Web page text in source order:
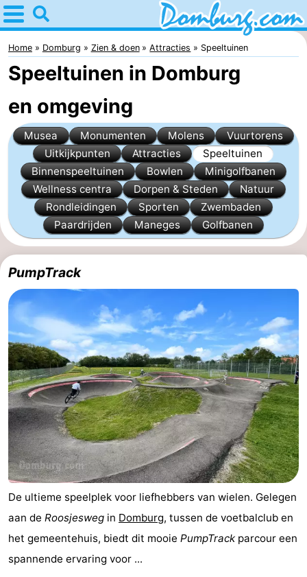
Home
Domburg
Tips
Voor
kinderen
Webcam
Webcam
Webcam
Strand
Overnachten
-
Park
Loverendale
Résidence
Wijngaerde
Bed
(&
breakfasts)
Campings
Hotels
Vakantiehuizen
-
Domburg
Hof
-
Home Domburg Zien & doen Attracties Speeltuinen
Speeltuinen in Domburg
en omgeving
Musea Monumenten Molens
Vuurtorens
Uitkijkpunten
Attracties
Speeltuinen
Binnenspeeltuinen
Bowlen
Minigolfbanen
Wellness centra
Dorpen & Steden
Natuur
Rondleidingen
Sporten
Zwembaden
Paardrijden
Maneges Golfbanen
PumpTrack
De ultieme speelplek voor liefhebbers van wielen. Gelegen
aan de Roosjesweg in Domburg, tussen de voetbalclub en
het gemeentehuis, biedt dit mooie PumpTrack parcour een
spannende ervaring voor ...